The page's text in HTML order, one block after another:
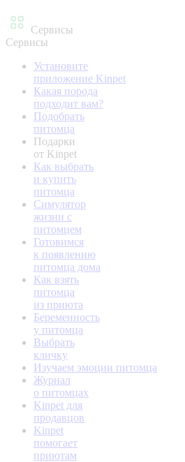
Сервисы
Сервисы
Установите
приложение Kinpet
Какая порода
подходит вам?
Подобрать
питомца
Подарки
от Kinpet
Как выбрать
и купить
питомца
Симулятор
жизни с
питомцем
Готовимся
к появлению
питомца дома
Как взять
питомца
из приюта
Беременность
у питомца
Выбрать
кличку
Изучаем эмоции питомца
Журнал
о питомцах
Kinpet для
продавцов
Kinpet
помогает
приютам